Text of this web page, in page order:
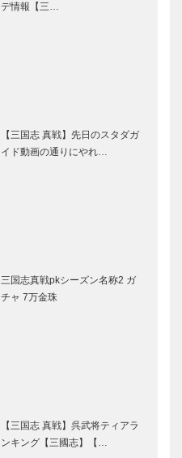
デ情報【三…
【三国志 真戦】先日のスタダガ
イド動画の通りにやれ…
三国志真戦pkシーズン名称2 ガ
チャ 7万金珠
【三国志 真戦】呉武将ティアラ
ンキング【三國志】【…